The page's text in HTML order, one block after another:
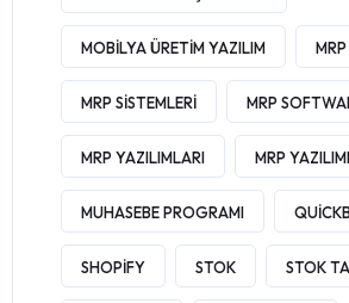
MOBILYA ÜRETIM YAZILIM MRP
MRP SISTEMLERI MRP
MRP YAZILIMLARI MRP YAZILIMI
MUHASEBE PROGRAMI
SHOPIFY STOK STOK